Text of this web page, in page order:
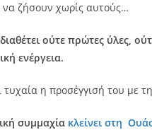
να ζήσουν χωρίς αυτούς…
ούτε πρώτες ύλες,
ενέργεια.
τυχαία η προσέγγισή του με
συμμαχία κλείνει στη